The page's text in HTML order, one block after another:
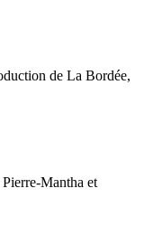
de La Bordée,
Mantha et